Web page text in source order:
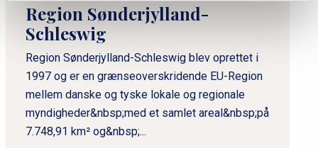
Region Sønderjylland-
Schleswig
Region Sønderjylland-Schleswig blev oprettet i
1997 og er en grænseoverskridende EU-Region
mellem danske og tyske lokale og regionale
myndigheder&nbsp;med et samlet areal&nbsp;på
7.748,91 km² og&nbsp;...